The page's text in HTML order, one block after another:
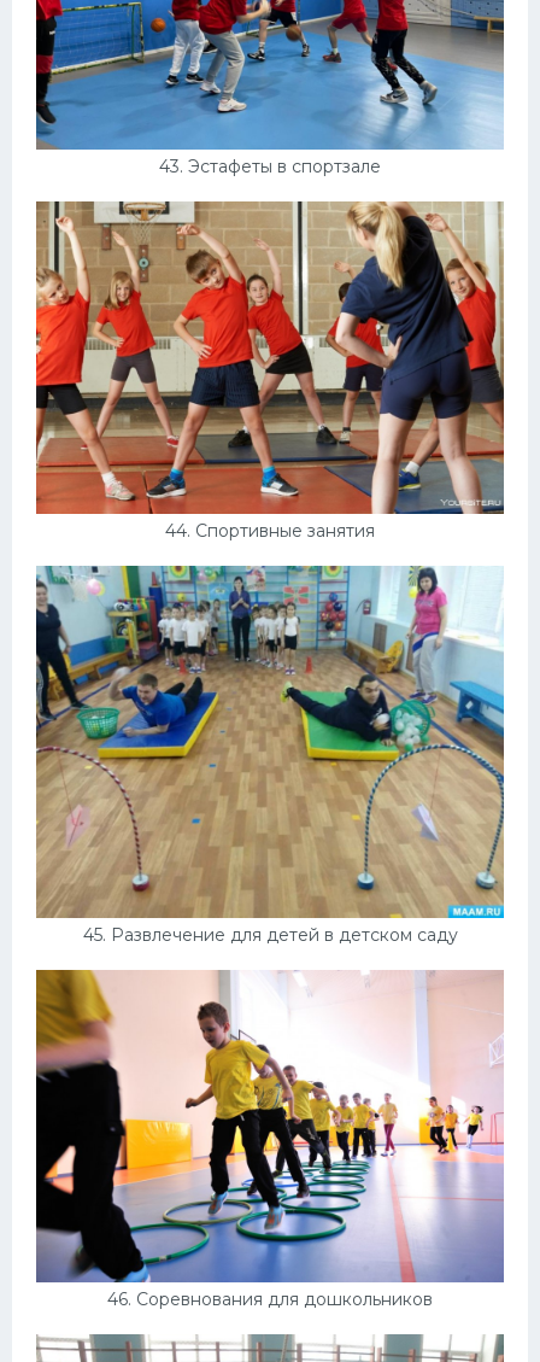
43. Эстафеты в спортзале
44. Спортивные занятия
45. Развлечение для детей в детском саду
46. Соревнования для дошкольников